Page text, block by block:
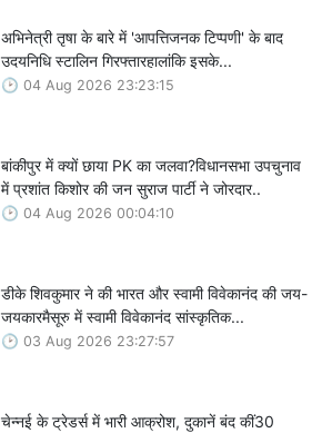
अभिनेत्री तृषा के बारे में 'आपत्तिजनक टिप्पणी' के बाद
उदयनिधि स्टालिन गिरफ्तारहालांकि इसके...
04 Aug 2026 23:23:15
बांकीपुर में क्यों छाया PK का जलवा?विधानसभा उपचुनाव
में प्रशांत किशोर की जन सुराज पार्टी ने जोरदार..
04 Aug 2026 00:04:10
डीके शिवकुमार ने की भारत और स्वामी विवेकानंद की जय-
जयकारमैसूरु में स्वामी विवेकानंद सांस्कृतिक...
03 Aug 2026 23:27:57
चेन्नई के ट्रेडर्स में भारी आक्रोश, दुकानें बंद कीं30